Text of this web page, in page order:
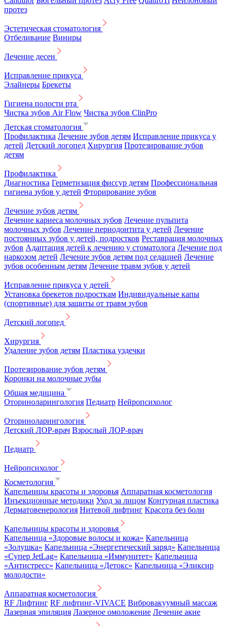
протез
Эстетическая стоматология
Отбеливание Виниры
Лечение десен
Исправление прикуса
Элайнеры Брекеты
Гигиена полости рта
Чистка зубов Air Flow Чистка зубов ClinPro
Детская стоматология
Профилактика Лечение зубов детям Исправление прикуса у
детей Детский логопед Хирургия Протезирование зубов
детям
Профилактика
Диагностика Герметизация фиссур детям Профессиональная
гигиена зубов у детей Фторирование зубов
Лечение зубов детям
Лечение кариеса молочных зубов Лечение пульпита
молочных зубов Лечение периодонтита у детей Лечение
постоянных зубов у детей, подростков Реставрация молочных
зубов Адаптация детей к лечению у стоматолога Лечение под
наркозом детей Лечение зубов детям под седацией Лечение
зубов особенным детям Лечение травм зубов у детей
Исправление прикуса у детей
Установка брекетов подросткам Индивидуальные капы
(спортивные) для защиты от травм зубов
Детский логопед
Хирургия
Удаление зубов детям Пластика уздечки
Протезирование зубов детям
Коронки на молочные зубы
Общая медицина
Оториноларингология Педиатр Нейропсихолог
Оториноларингология
Детский ЛОР-врач Взрослый ЛОР-врач
Педиатр
Нейропсихолог
Косметология
Капельницы красоты и здоровья Аппаратная косметология
Инъекционные методики Уход за лицом Контурная пластика
Дерматовенерология Нитевой лифтинг Красота без боли
Капельницы красоты и здоровья
Капельница «Здоровые волосы и кожа» Капельница
«Золушка» Капельница «Энергетический заряд» Капельница
«Супер JetLag» Капельница «Иммунитет» Капельница
«Антистресс» Капельница «Детокс» Капельница «Эликсир
молодости»
Аппаратная косметология
RF Лифтинг RF лифтинг-VIVACE Вибровакуумный массаж
Лазерная эпиляция Лазерное омоложение Лечение акне